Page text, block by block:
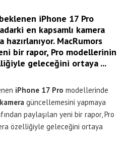
iPhone 17 Pro
en kapsamlı kamera
MacRumors
bir rapor, Pro modellerinin
geleceğini ortaya ...
iPhone 17 Pro modellerinde
kamera güncellemesini yapmaya
paylaşılan yeni bir rapor, Pro
özelliğiyle geleceğini ortaya